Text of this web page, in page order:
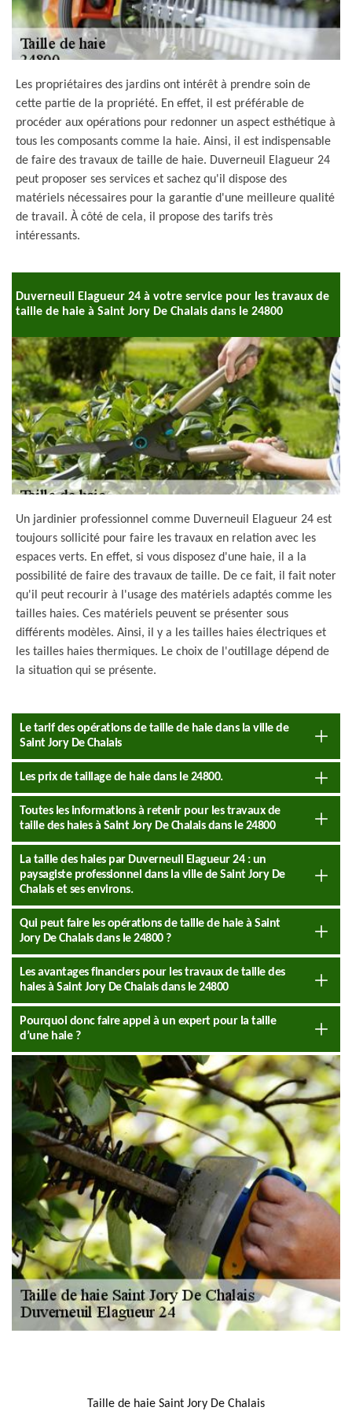
Les propriétaires des jardins ont intérêt à prendre soin de
cette partie de la propriété. En effet, il est préférable de
procéder aux opérations pour redonner un aspect esthétique à
tous les composants comme la haie. Ainsi, il est indispensable
de faire des travaux de taille de haie. Duverneuil Elagueur 24
peut proposer ses services et sachez qu'il dispose des
matériels nécessaires pour la garantie d'une meilleure qualité
de travail. À côté de cela, il propose des tarifs très
intéressants.
Duverneuil Elagueur 24 à votre service pour les travaux de
taille de haie à Saint Jory De Chalais dans le 24800
Un jardinier professionnel comme Duverneuil Elagueur 24 est
toujours sollicité pour faire les travaux en relation avec les
espaces verts. En effet, si vous disposez d'une haie, il a la
possibilité de faire des travaux de taille. De ce fait, il fait noter
qu'il peut recourir à l'usage des matériels adaptés comme les
tailles haies. Ces matériels peuvent se présenter sous
différents modèles. Ainsi, il y a les tailles haies électriques et
les tailles haies thermiques. Le choix de l'outillage dépend de
la situation qui se présente.
Le tarif des opérations de taille de haie dans la ville de
Saint Jory De Chalais
Les prix de taillage de haie dans le 24800.
Toutes les informations à retenir pour les travaux de
taille des haies à Saint Jory De Chalais dans le 24800
La taille des haies par Duverneuil Elagueur 24 : un
paysagiste professionnel dans la ville de Saint Jory De
Chalais et ses environs.
Qui peut faire les opérations de taille de haie à Saint
Jory De Chalais dans le 24800 ?
Les avantages financiers pour les travaux de taille des
haies à Saint Jory De Chalais dans le 24800
Pourquoi donc faire appel à un expert pour la taille
d’une haie ?
Taille de haie Saint Jory De Chalais